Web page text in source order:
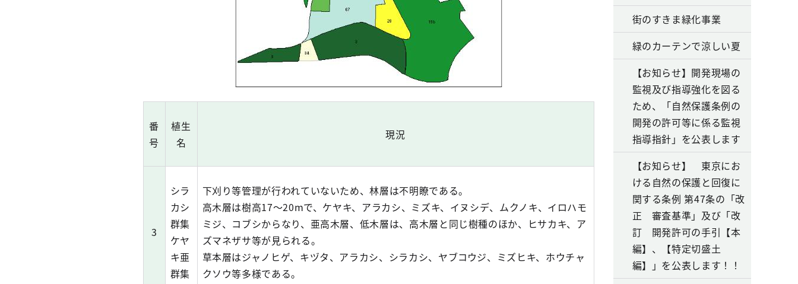
番
号
植生
名
現況
3
シラ
カシ
群集
ケヤ
キ亜
群集
下刈り等管理が行われていないため、林層は不明瞭である。
高木層は樹高17～20mで、ケヤキ、アラカシ、ミズキ、イヌシデ、ムクノキ、イロハモ
ミジ、コブシからなり、亜高木層、低木層は、高木層と同じ樹種のほか、ヒサカキ、ア
ズマネザサ等が見られる。
草本層はジャノヒゲ、キヅタ、アラカシ、シラカシ、ヤブコウジ、ミズヒキ、ホウチャ
クソウ等多様である。
街のすきま緑化事業
緑のカーテンで涼しい夏
【お知らせ】開発現場の
監視及び指導強化を図る
ため、「自然保護条例の
開発の許可等に係る監視
指導指針」を公表します
【お知らせ】 東京にお
ける自然の保護と回復に
関する条例 第47条の「改
正 審査基準」及び「改
訂 開発許可の手引【本
編】、【特定切盛土
編】」を公表します！！